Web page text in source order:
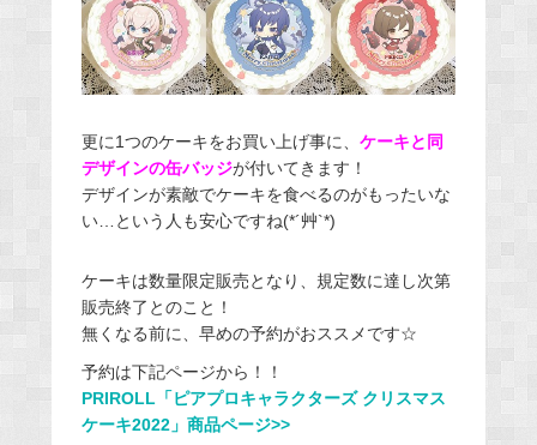
更に1つのケーキをお買い上げ事に、 ケーキと同
デザインの缶バッジが付いてきます！
デザインが素敵でケーキを食べるのがもったいな
い…という人も安心ですね(*´艸`*)
ケーキは数量限定販売となり、規定数に達し次第
販売終了とのこと！
無くなる前に、早めの予約がおススメです☆
予約は下記ページから！！
PRIROLL「ピアプロキャラクターズ クリスマス
ケーキ2022」商品ページ>>